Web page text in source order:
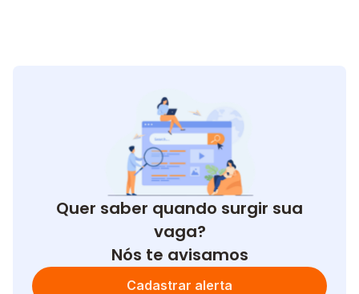
Quer saber quando surgir sua
vaga?
Nós te avisamos
Cadastrar alerta